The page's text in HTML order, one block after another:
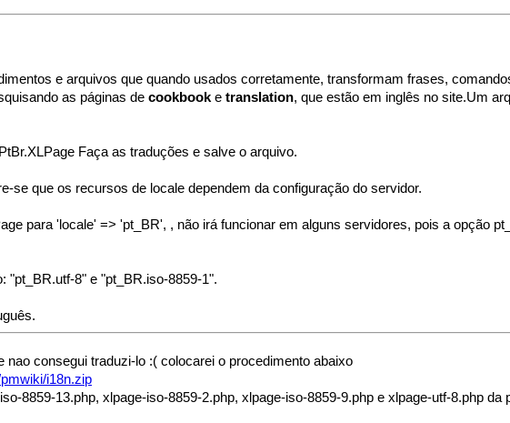
e arquivos que quando usados corretamente, transformam frases,
as páginas de cookbook e translation, que estão em inglês no site.Um
Faça as traduções e salve o arquivo.
se que os recursos de locale dependem da configuração do servidor.
para 'locale' => 'pt_BR', , não irá funcionar em alguns servidores, pois a opção
"pt_BR.utf-8" e "pt_BR.iso-8859-1".
nao consegui traduzi-lo :( colocarei o procedimento abaixo
i18n.zip
8859-13.php, xlpage-iso-8859-2.php, xlpage-iso-8859-9.php e xlpage-utf-8.php